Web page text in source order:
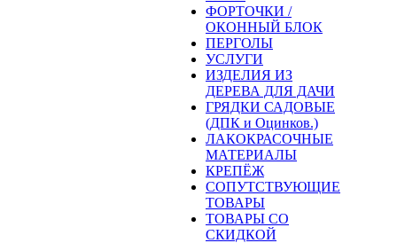
ФОРТОЧКИ /
ОКОННЫЙ БЛОК
ПЕРГОЛЫ
УСЛУГИ
ИЗДЕЛИЯ ИЗ
ДЕРЕВА ДЛЯ ДАЧИ
ГРЯДКИ САДОВЫЕ
(ДПК и Оцинков.)
ЛАКОКРАСОЧНЫЕ
МАТЕРИАЛЫ
КРЕПЁЖ
СОПУТСТВУЮЩИЕ
ТОВАРЫ
ТОВАРЫ СО
СКИДКОЙ